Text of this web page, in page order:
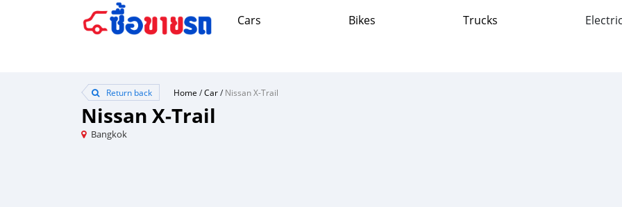
Cars Bikes Trucks
Return back Home /Car/Nissan X-Trail
Nissan X-Trail
Bangkok